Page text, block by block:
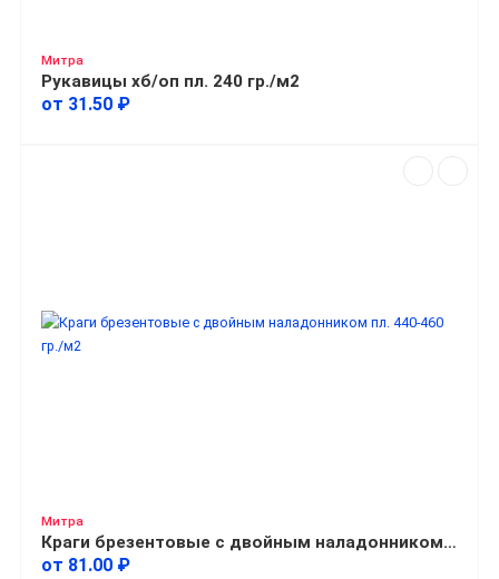
Митра
Рукавицы хб/оп пл. 240 гр./м2
от 31.50 ₽
Митра
Краги брезентовые с двойным наладонником пл. 440-460 гр./м2
от 81.00 ₽